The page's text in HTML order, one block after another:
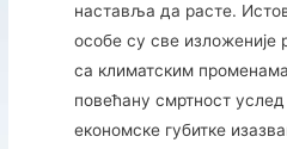
наставља да расте.
особе су све изложеније
са климатским
повећану смртност
економске губитке